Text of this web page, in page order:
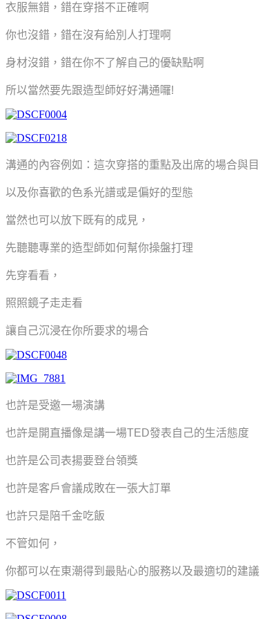
衣服無錯，錯在穿搭不正確啊
你也沒錯，錯在沒有給別人打理啊
身材沒錯，錯在你不了解自己的優缺點啊
所以當然要先跟造型師好好溝通囉!
溝通的內容例如：這次穿搭的重點及出席的場合與
以及你喜歡的色系光譜或是偏好的型態
當然也可以放下既有的成見，
先聽聽專業的造型師如何幫你操盤打理
先穿看看，
照照鏡子走走看
讓自己沉浸在你所要求的場合
也許是受邀一場演講
也許是開直播像是講一場TED發表自己的生活態度
也許是公司表揚要登台領獎
也許是客戶會議成敗在一張大訂單
也許只是陪千金吃飯
不管如何，
你都可以在東潮得到最貼心的服務以及最適切的建